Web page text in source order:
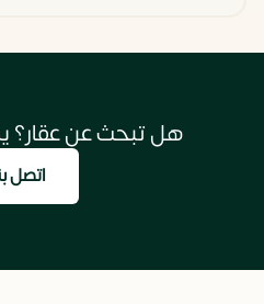
هل تبحث عن عقار؟
اتصل